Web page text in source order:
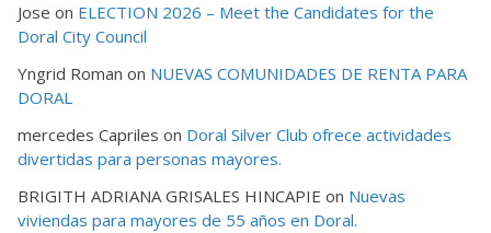
Jose on ELECTION 2026 – Meet the Candidates for the
Doral City Council
Yngrid Roman on NUEVAS COMUNIDADES DE RENTA PARA
DORAL
mercedes Capriles on Doral Silver Club ofrece actividades
divertidas para personas mayores.
BRIGITH ADRIANA GRISALES HINCAPIE on Nuevas
viviendas para mayores de 55 años en Doral.